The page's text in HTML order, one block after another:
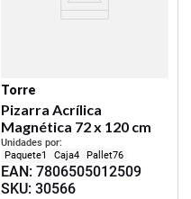
Torre
Pizarra Acrílica
Magnética 72 x 120 cm
Unidades por:
1
4 76
EAN: 7806505012509
SKU: 30566